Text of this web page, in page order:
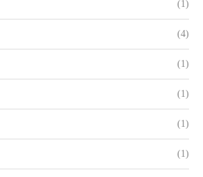
(1)
(4)
(1)
(1)
(1)
(1)